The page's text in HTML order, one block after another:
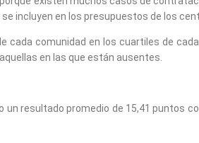
incluyen en los presupuestos de los
comunidad en los cuartiles de
en las que están ausentes.
resultado promedio de 15,41 puntos